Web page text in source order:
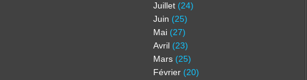
Juillet (24)
Juin (25)
Mai (27)
Avril (23)
Mars (25)
Février (20)